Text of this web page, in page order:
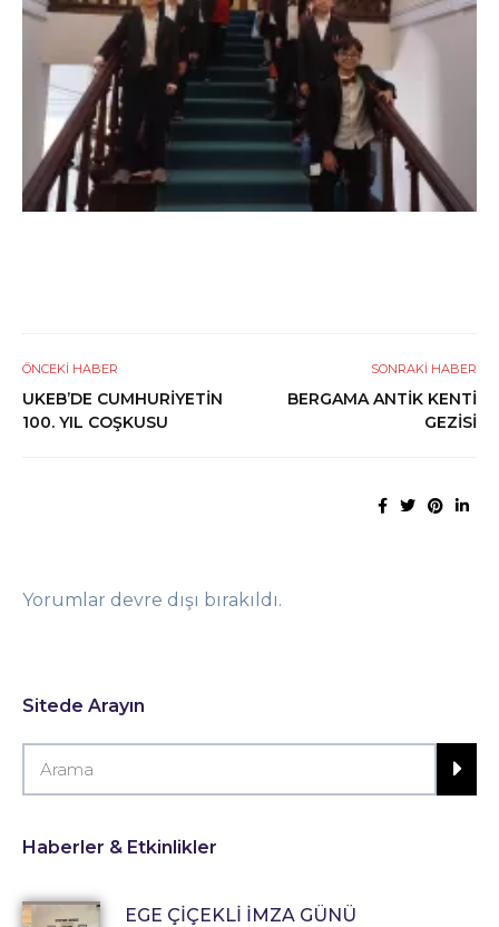
ÖNCEKI HABER
UKEB’DE CUMHURİYETİN
100. YIL COŞKUSU
SONRAKI HABER
BERGAMA ANTİK KENTİ
GEZİSİ
Yorumlar devre dışı bırakıldı.
Sitede Arayın
Haberler & Etkinlikler
EGE ÇİÇEKLİ İMZA GÜNÜ